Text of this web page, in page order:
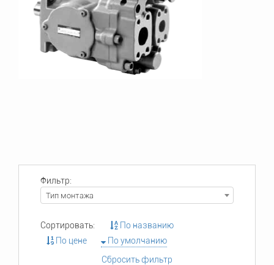
Фильтр:
Тип монтажа
Сортировать:
По названию
По цене
По умолчанию
Сбросить фильтр